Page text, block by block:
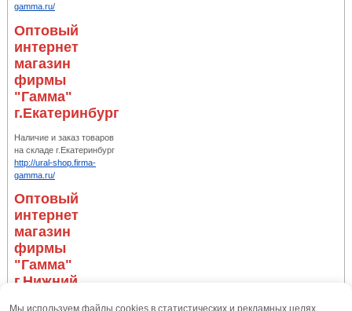
gamma.ru/
Оптовый
интернет
магазин
фирмы
"Гамма"
г.Екатеринбург
Наличие и заказ товаров
на складе г.Екатеринбург
http://ural-shop.firma-
gamma.ru/
Оптовый
интернет
магазин
фирмы
"Гамма"
г.Нижний